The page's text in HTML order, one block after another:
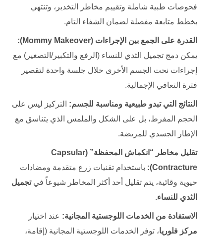
فحوصات طبية شاملة وتقييم مخاطر التخدير، وتنتهي
بخطط متابعة مفصلة لضمان الشفاء التام.
القدرة على الجمع بين الإجراءات (Mommy Makeover):
يمكن دمج تجميل الثدي ‏للنساء (الرفع والتكبير/التصغير) مع
إجراءات نحت الجسم الأخرى خلال جلسة واحدة لتقصير
فترة التعافي الإجمالية.
النتائج التي تبدو طبيعية ومناسبة للجسم: التركيز ليس على
الحجم المفرط، بل على الشكل والملمس الذي يتناسق مع
الإطار الجسدي للمريضة.
تقليل مخاطر “انكماش المحفظة” (Capsular
Contracture):
باستخدام تقنيات زرع متقدمة ومضادات
حيوية وقائية، يتم تقليل أحد أكثر المخاطر شيوعاً فيتجميل
الثدي ‏للنساء.
الاستفادة من الخدمات اللوجستية المجانية: عند اختيار
مركز فلوريا، توفر الخدمات اللوجستية المجانية (إقامة،